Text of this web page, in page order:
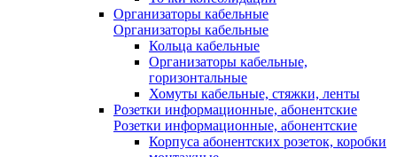
Организаторы кабельные
Организаторы кабельные
Кольца кабельные
Организаторы кабельные,
горизонтальные
Хомуты кабельные, стяжки, ленты
Розетки информационные, абонентские
Розетки информационные, абонентские
Корпуса абонентских розеток, коробки